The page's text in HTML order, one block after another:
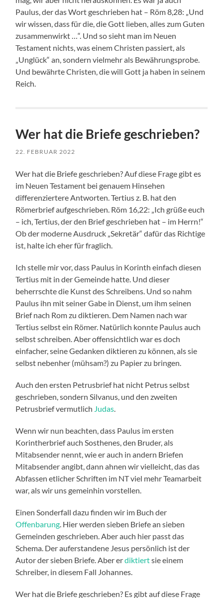
Paulus, der das Wort geschrieben hat – Röm 8,28: „Und
wir wissen, dass für die, die Gott lieben, alles zum Guten
zusammenwirkt …“. Und so sieht man im Neuen
Testament nichts, was einem Christen passiert, als
„Unglück“ an, sondern vielmehr als Bewährungsprobe.
Und bewährte Christen, die will Gott ja haben in seinem
Reich.
Wer hat die Briefe geschrieben?
22. FEBRUAR 2022
Wer hat die Briefe geschrieben? Auf diese Frage gibt es
im Neuen Testament bei genauem Hinsehen
differenziertere Antworten. Tertius z. B. hat den
Römerbrief aufgeschrieben. Röm 16,22: „Ich grüße euch
– ich, Tertius, der den Brief geschrieben hat – im Herrn!“
Ob der moderne Ausdruck „Sekretär“ dafür das Richtige
ist, halte ich eher für fraglich.
Ich stelle mir vor, dass Paulus in Korinth einfach diesen
Tertius mit in der Gemeinde hatte. Und dieser
beherrschte die Kunst des Schreibens. Und so nahm
Paulus ihn mit seiner Gabe in Dienst, um ihm seinen
Brief nach Rom zu diktieren. Dem Namen nach war
Tertius selbst ein Römer. Natürlich konnte Paulus auch
selbst schreiben. Aber offensichtlich war es doch
einfacher, seine Gedanken diktieren zu können, als sie
selbst nebenher (mühsam?) zu Papier zu bringen.
Auch den ersten Petrusbrief hat nicht Petrus selbst
geschrieben, sondern Silvanus, und den zweiten
Petrusbrief vermutlich Judas.
Wenn wir nun beachten, dass Paulus im ersten
Korintherbrief auch Sosthenes, den Bruder, als
Mitabsender nennt, wie er auch in andern Briefen
Mitabsender angibt, dann ahnen wir vielleicht, das das
Abfassen etlicher Schriften im NT viel mehr Teamarbeit
war, als wir uns gemeinhin vorstellen.
Einen Sonderfall dazu finden wir im Buch der
Offenbarung. Hier werden sieben Briefe an sieben
Gemeinden geschrieben. Aber auch hier passt das
Schema. Der auferstandene Jesus persönlich ist der
Autor der sieben Briefe. Aber erdiktiertsie einem
Schreiber, in diesem Fall Johannes.
Wer hat die Briefe geschrieben? Es gibt auf diese Frage